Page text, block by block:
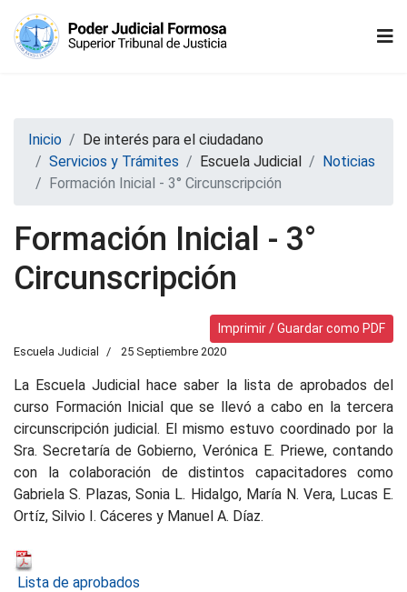
Inicio
De interés para el ciudadano
Servicios y Trámites
Escuela Judicial
Noticias
Formación Inicial - 3° Circunscripción
Formación Inicial - 3°
Circunscripción
Imprimir / Guardar como PDF
Escuela Judicial 25 Septiembre 2020
La Escuela Judicial hace saber la lista de aprobados del
curso Formación Inicial que se llevó a cabo en la tercera
circunscripción judicial. El mismo estuvo coordinado por la
Sra. Secretaría de Gobierno, Verónica E. Priewe, contando
con la colaboración de distintos capacitadores como
Gabriela S. Plazas, Sonia L. Hidalgo, María N. Vera, Lucas E.
Ortíz, Silvio I. Cáceres y Manuel A. Díaz.
Lista de aprobados